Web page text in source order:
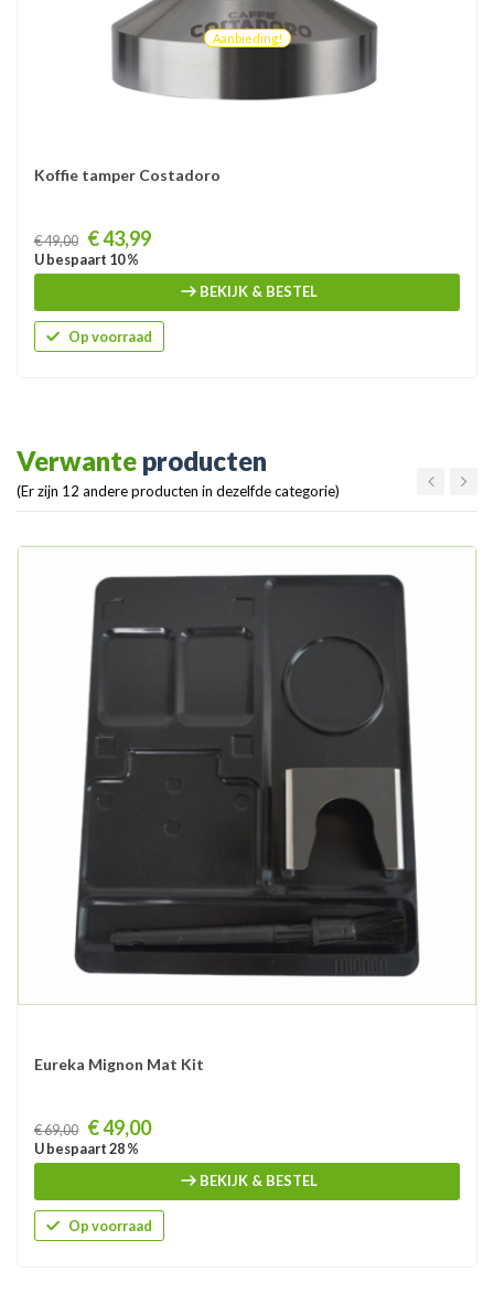
Aanbieding!
Koffie tamper Costadoro
Prijs
€ 49,00 € 43,99
U bespaart 10 %
BEKIJK & BESTEL
Op voorraad
Verwante producten
(Er zijn 12 andere producten in dezelfde categorie)
Eureka Mignon Mat Kit
Prijs
€ 69,00 € 49,00
U bespaart 28 %
BEKIJK & BESTEL
Op voorraad